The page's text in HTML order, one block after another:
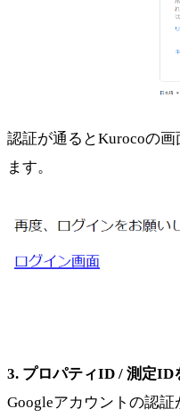
認証が通るとKurocoの
ます。
3. プロパティID / 測定ID
Googleアカウントの認